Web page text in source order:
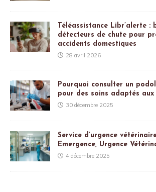
Téléassistance Libr’alerte :
détecteurs de chute pour
accidents domestiques
28 avril 2026
Pourquoi consulter un
pour des soins adaptés
30 décembre 2025
Service d’urgence
Emergence, Urgence
4 décembre 2025